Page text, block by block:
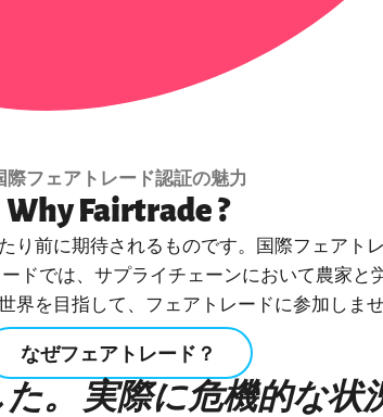
際フェアトレード認証の魅力
Why Fairtrade ?
前に期待されるものです。国際フェアト
ドでは、サプライチェーンにおいて農家
界を目指して、フェアトレードに参加しま
なぜフェアトレード？
。 実際に危機的な状